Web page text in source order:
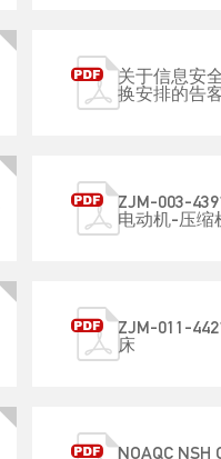
关于信息安
换安排的告
ZJM-003-
电动机-压缩
ZJM-011-
床
NOAQC